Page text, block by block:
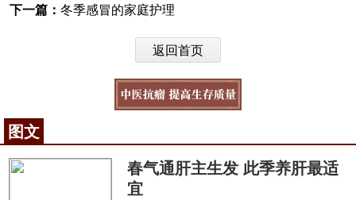
下一篇： 冬季感冒的家庭护理
返回首页
图文
春气通肝主生发 此季养肝最适
宜